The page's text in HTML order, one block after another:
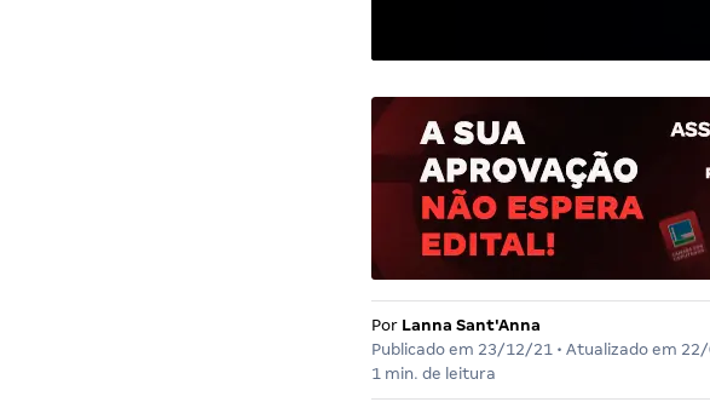
Por Lanna Sant'Anna
Publicado em 23/12/21• Atualizado em
1 min. de leitura